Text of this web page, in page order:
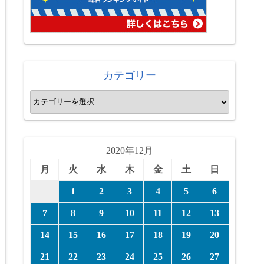
カテゴリー
カ
テ
2020年12月
月
火 水 木 金 土 日
1 2 3 4 5 6
7 8 9 10 11 12 13
14 15 16 17 18 19 20
21 22 23 24 25 26 27